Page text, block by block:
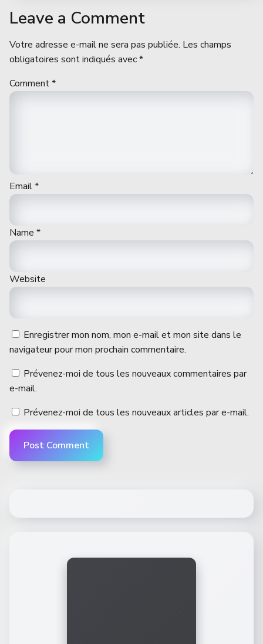
Leave a Comment
Votre adresse e-mail ne sera pas publiée. Les champs
obligatoires sont indiqués avec*
Comment*
Email*
Name *
Website
Enregistrer mon nom, mon e-mail et mon site dans le
navigateur pour mon prochain commentaire.
Prévenez-moi de tous les nouveaux commentaires par
e-mail.
Prévenez-moi de tous les nouveaux articles par e-mail.